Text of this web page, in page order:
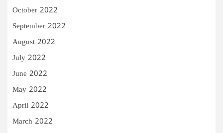
October 2022
September 2022
August 2022
July 2022
June 2022
May 2022
April 2022
March 2022